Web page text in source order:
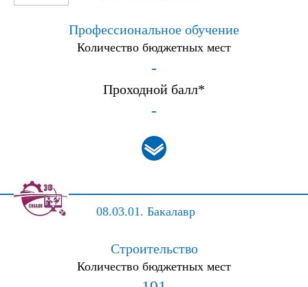
Профессиональное обучение
Количество бюджетных мест
-
Проходной балл*
-
08.03.01. Бакалавр
Строительство
Количество бюджетных мест